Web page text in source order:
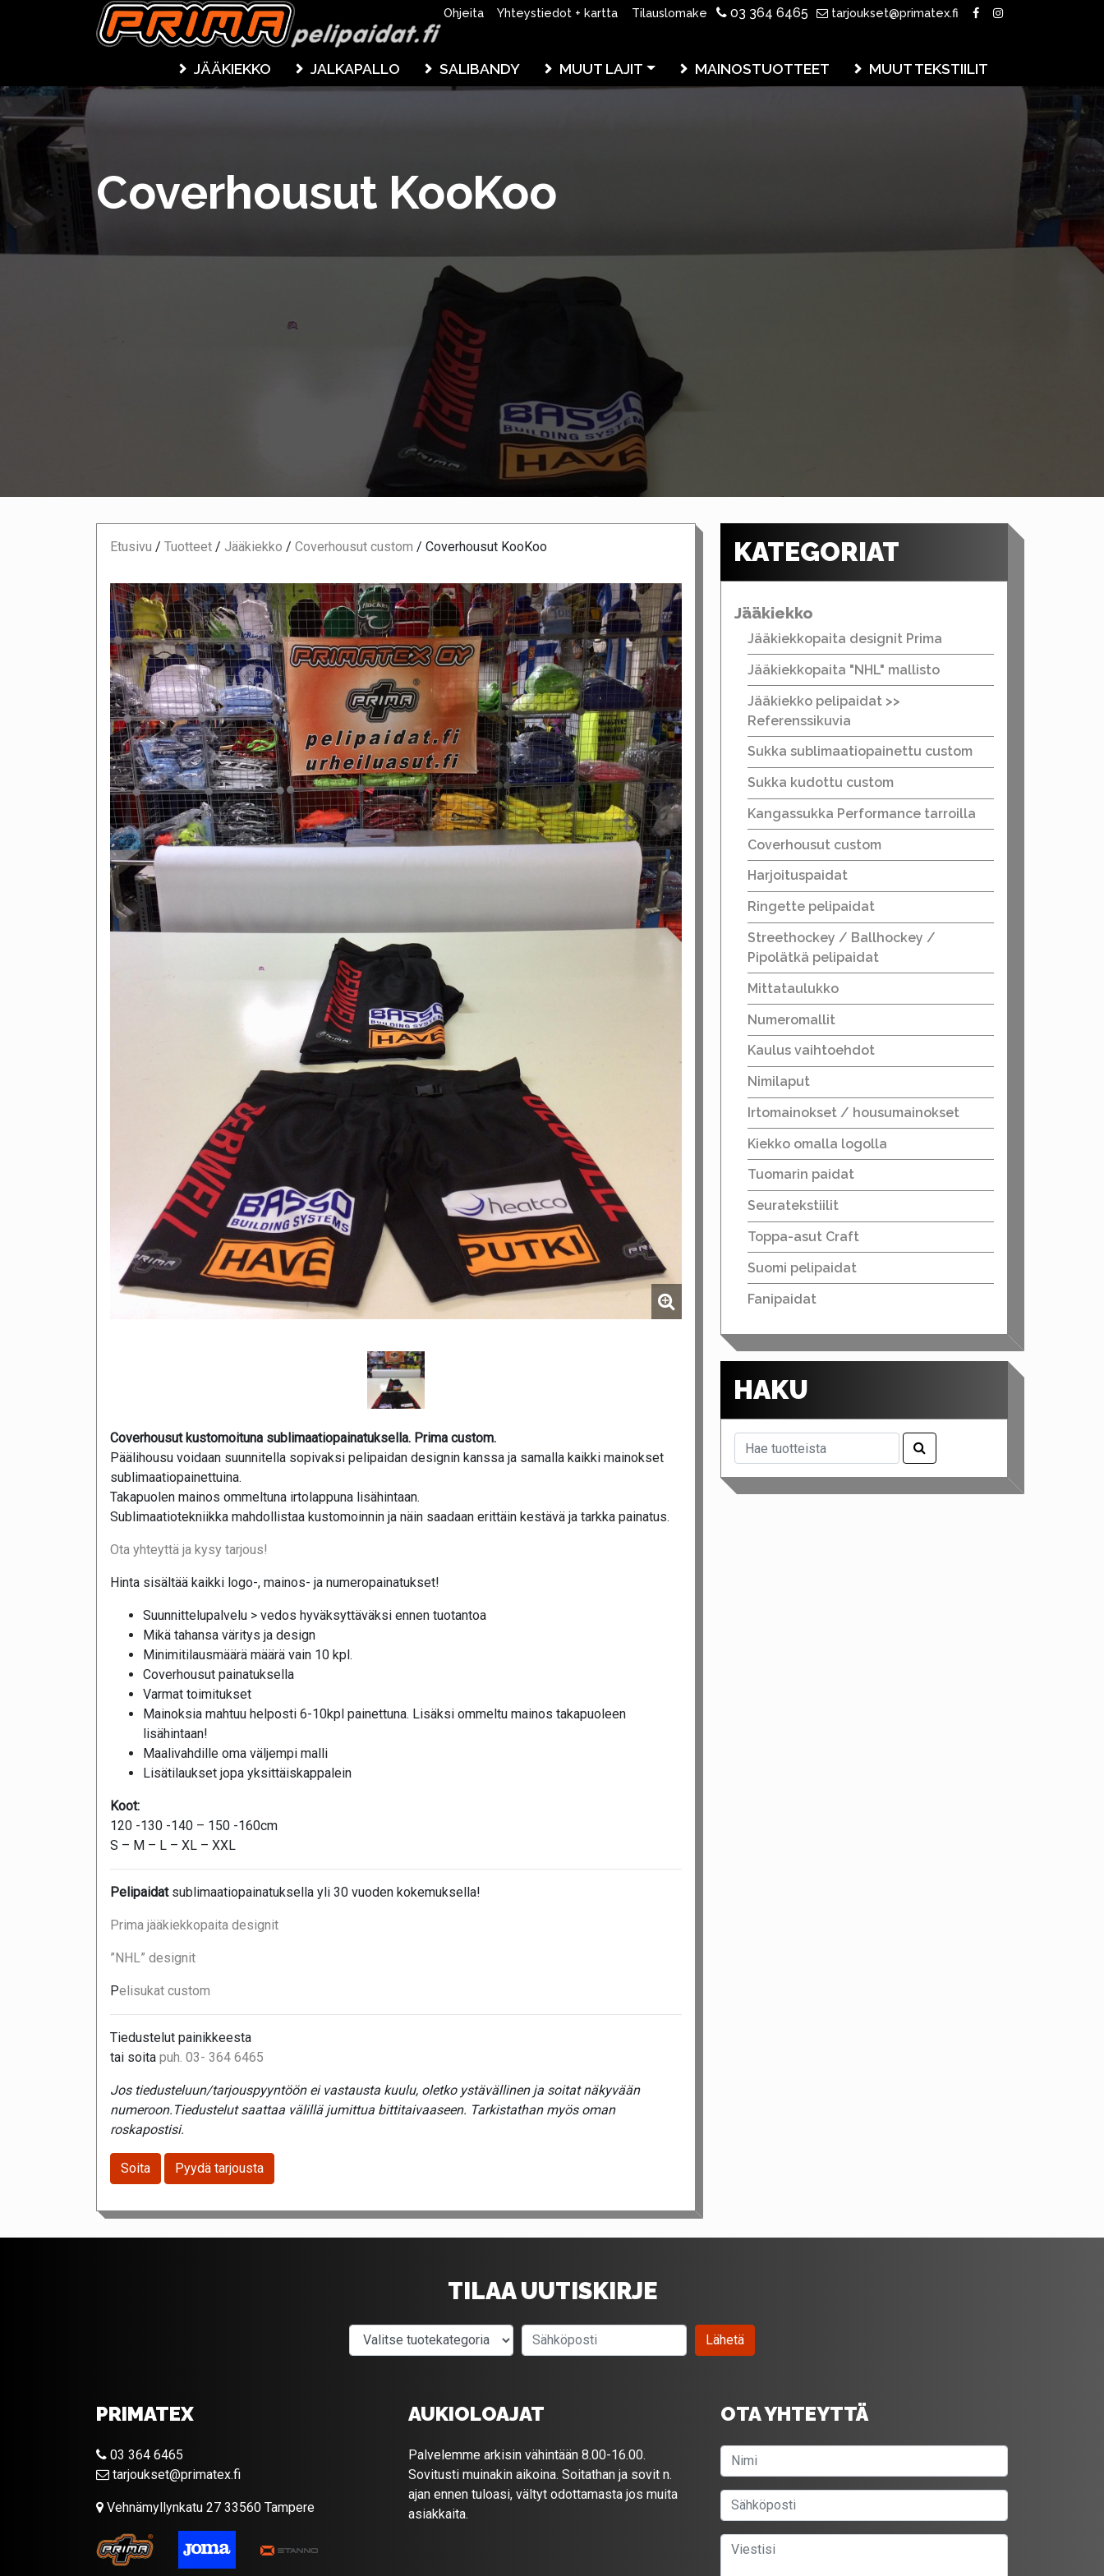
Ohjeita Yhteystiedot + kartta Tilauslomake 03 364 6465 tarjoukset@primatex.fi
JÄÄKIEKKO JALKAPALLO SALIBANDY MUUT LAJIT MAINOSTUOTTEET MUUT TEKSTIILIT
Coverhousut KooKoo
Etusivu / Tuotteet / Jääkiekko / Coverhousut custom / Coverhousut KooKoo
Coverhousut kustomoituna sublimaatiopainatuksella. Prima custom.
Päälihousu voidaan suunnitella sopivaksi pelipaidan designin kanssa ja samalla kaikki mainokset
sublimaatiopainettuina.
Takapuolen mainos ommeltuna irtolappuna lisähintaan.
Sublimaatiotekniikka mahdollistaa kustomoinnin ja näin saadaan erittäin kestävä ja tarkka painatus.
Ota yhteyttä ja kysy tarjous!
Hinta sisältää kaikki logo-, mainos- ja numeropainatukset!
Suunnittelupalvelu > vedos hyväksyttäväksi ennen tuotantoa
Mikä tahansa väritys ja design
Minimitilausmäärä määrä vain 10 kpl.
Coverhousut painatuksella
Varmat toimitukset
Mainoksia mahtuu helposti 6-10kpl painettuna. Lisäksi ommeltu mainos takapuoleen
lisähintaan!
Maalivahdille oma väljempi malli
Lisätilaukset jopa yksittäiskappalein
Koot:
120 -130 -140 – 150 -160cm
S – M – L – XL – XXL
Pelipaidatsublimaatiopainatuksella yli 30 vuoden kokemuksella!
Prima jääkiekkopaita designit
”NHL” designit
Pelisukat custom
Tiedustelut painikkeesta
tai soita puh. 03- 364 6465
Jos tiedusteluun/tarjouspyyntöön ei vastausta kuulu, oletko ystävällinen ja soitat näkyvään
numeroon.Tiedustelut saattaa välillä jumittua bittitaivaaseen. Tarkistathan myös oman
roskapostisi.
Soita Pyydä tarjousta
KATEGORIAT
Jääkiekko
Jääkiekkopaita designit Prima
Jääkiekkopaita "NHL" mallisto
Jääkiekko pelipaidat >>
Referenssikuvia
Sukka sublimaatiopainettu custom
Sukka kudottu custom
Kangassukka Performance tarroilla
Coverhousut custom
Harjoituspaidat
Ringette pelipaidat
Streethockey / Ballhockey /
Pipolätkä pelipaidat
Mittataulukko
Numeromallit
Kaulus vaihtoehdot
Nimilaput
Irtomainokset / housumainokset
Kiekko omalla logolla
Tuomarin paidat
Seuratekstiilit
Toppa-asut Craft
Suomi pelipaidat
Fanipaidat
HAKU
TILAA UUTISKIRJE
Valitse tuotekategoria Lähetä
PRIMATEX
03 364 6465
tarjoukset@primatex.fi
Vehnämyllynkatu 27 33560 Tampere
AUKIOLOAJAT
Palvelemme arkisin vähintään 8.00-16.00.
Sovitusti muinakin aikoina. Soitathan ja sovit n.
ajan ennen tuloasi, vältyt odottamasta jos muita
asiakkaita.
OTA YHTEYTTÄ